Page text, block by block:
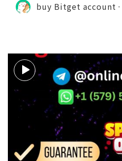
buy Bitget account